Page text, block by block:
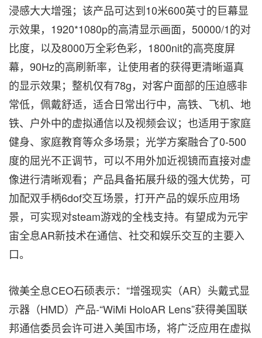
浸感大大增强；该产品可达到10米600英寸的巨幕显
示效果，1920*1080p的高清显示画面，50000/1的对
比度，以及8000万全彩色彩，1800nit的高亮度屏
幕，90Hz的高刷新率，让使用者的获得更清晰逼真
的显示效果；整机仅有78g，对客户面部的压迫感非
常低，佩戴舒适，适合日常出行中，高铁、 飞机、 地
铁、 户外中的虚拟通信以及视频会议；也适用于家庭
健身、 家庭教育等众多场景；光学方案融合了0-500
度的屈光不正调节，可以不用外加近视镜而直接对虚
像进行清晰观看；产品具备拓展升级的强大优势，可
加配双手柄6dof交互场景，打开产品的娱乐应用场
景，可实现对steam游戏的全栈支持。有望成为元宇
宙全息AR新技术在通信、社交和娱乐交互的主要入
口。
微美全息CEO石硕表示：“增强现实（AR）头戴式显
示器（HMD）产品-“WiMi HoloAR Lens”获得美国联
邦通信委员会许可进入美国市场，将广泛应用在虚拟